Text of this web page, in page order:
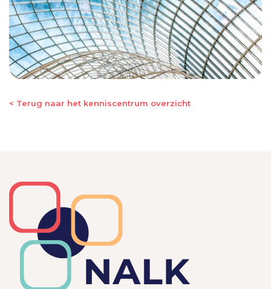
< Terug naar het kenniscentrum overzicht